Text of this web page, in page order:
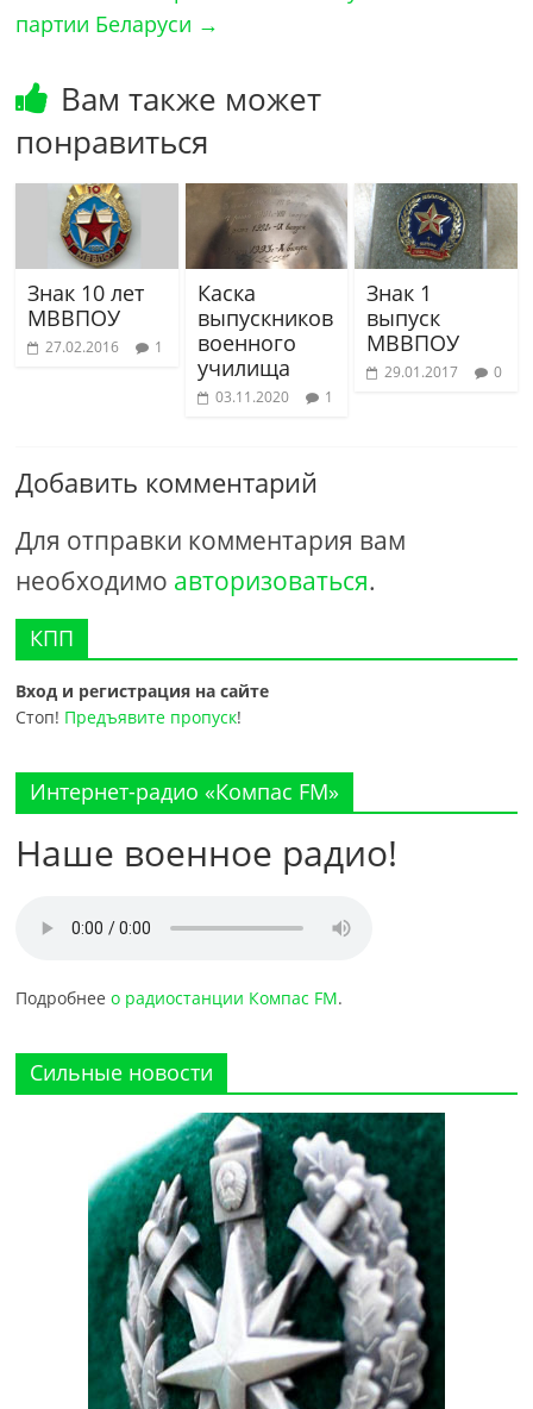
партии Беларуси →
Вам также может
понравиться
Знак 10 лет
МВВПОУ
27.02.2016 1
Каска
выпускников
военного
училища
03.11.2020 1
Знак 1
выпуск
МВВПОУ
29.01.2017 0
Добавить комментарий
Для отправки комментария вам
необходимо авторизоваться.
КПП
Вход и регистрация на сайте
Стоп! Предъявите пропуск!
Интернет-радио «Компас FM»
Наше военное радио!
Подробнеео радиостанции Компас FM.
Сильные новости